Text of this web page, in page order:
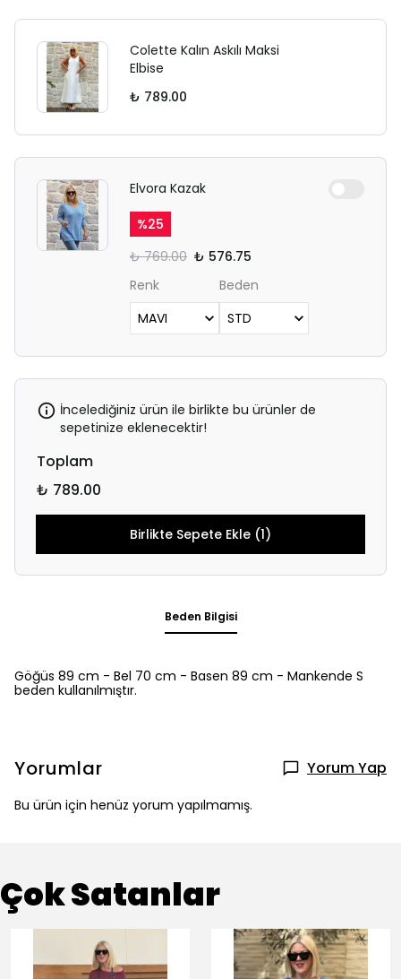
Colette Kalın Askılı Maksi
Elbise
₺ 789.00
Elvora Kazak
%25
₺ 769.00 ₺ 576.75
Renk
Beden
İncelediğiniz ürün ile birlikte bu ürünler de
sepetinize eklenecektir!
Toplam
₺ 789.00
Birlikte Sepete Ekle (1)
Beden Bilgisi
Göğüs 89 cm - Bel 70 cm - Basen 89 cm - Mankende S
beden kullanılmıştır.
Yorumlar Yorum Yap
Bu ürün için henüz yorum yapılmamış.
Çok Satanlar